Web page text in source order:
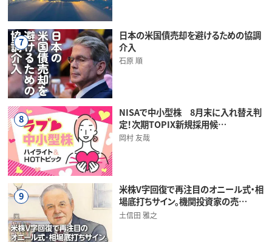
7
日本の米国債売却を避けるための協調
介入
石原 順
8
NISAで中小型株 8月末に入れ替え判
定！次期TOPIX新規採用候…
岡村 友哉
9
米株V字回復で再注目のオニール式・相
場底打ちサイン。機関投資家の売…
土信田 雅之